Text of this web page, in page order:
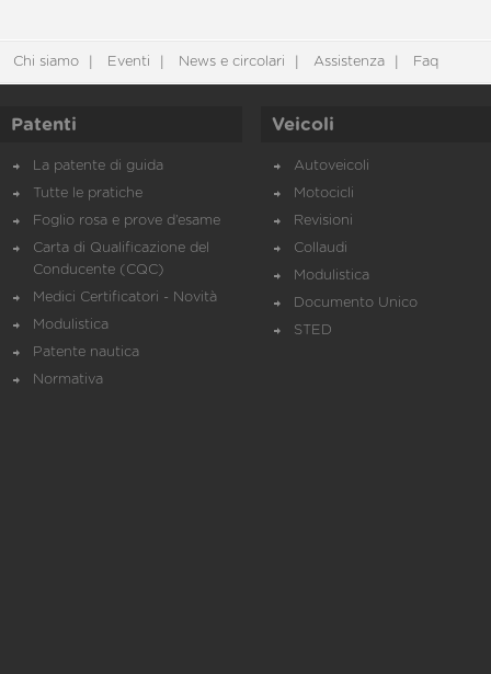
Chi siamo Eventi News e circolari Assistenza Faq
Patenti
La patente di guida
Tutte le pratiche
Foglio rosa e prove d’esame
Carta di Qualificazione del
Conducente (CQC)
Medici Certificatori - Novità
Modulistica
Patente nautica
Normativa
Veicoli
Autoveicoli
Motocicli
Revisioni
Collaudi
Modulistica
Documento Unico
STED